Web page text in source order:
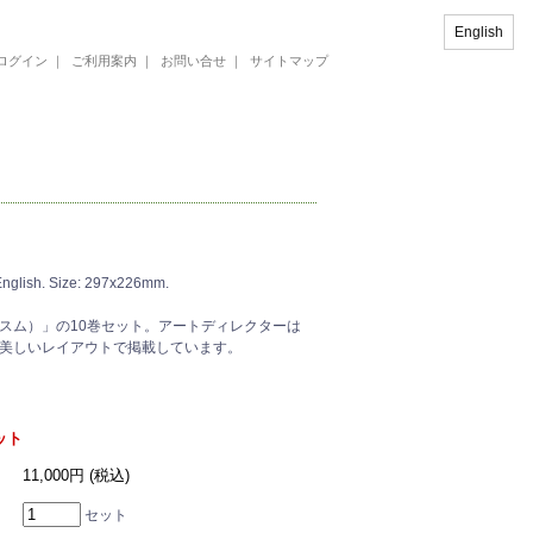
グイン ｜ ご利用案内 ｜ お問い合せ ｜ サイトマップ
Size: 297x226mm.
ム）」の10巻セット。アートディレクターは
いレイアウトで掲載しています。
ト
11,000円 (税込)
セット
English